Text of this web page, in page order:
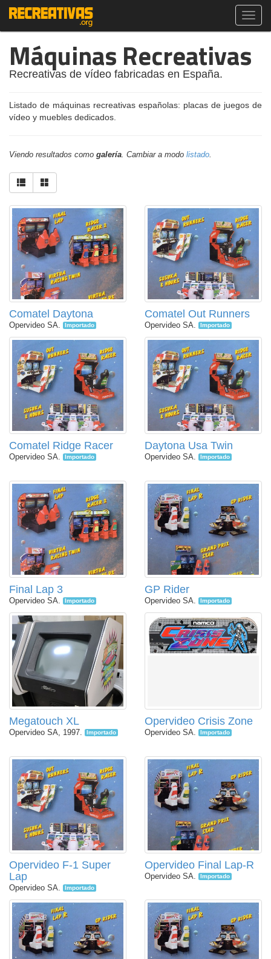
Máquinas Recreativas
Recreativas de vídeo fabricadas en España.
Listado de máquinas recreativas españolas: placas de juegos de
vídeo y muebles dedicados.
Viendo resultados como galería. Cambiar a modo listado.
Comatel Daytona
Opervideo SA. Importado
Comatel Out Runners
Opervideo SA. Importado
Comatel Ridge Racer
Opervideo SA. Importado
Daytona Usa Twin
Opervideo SA. Importado
Final Lap 3
Opervideo SA. Importado
GP Rider
Opervideo SA. Importado
Megatouch XL
Opervideo SA, 1997. Importado
Opervideo Crisis Zone
Opervideo SA. Importado
Opervideo F-1 Super
Lap
Opervideo SA. Importado
Opervideo Final Lap-R
Opervideo SA. Importado